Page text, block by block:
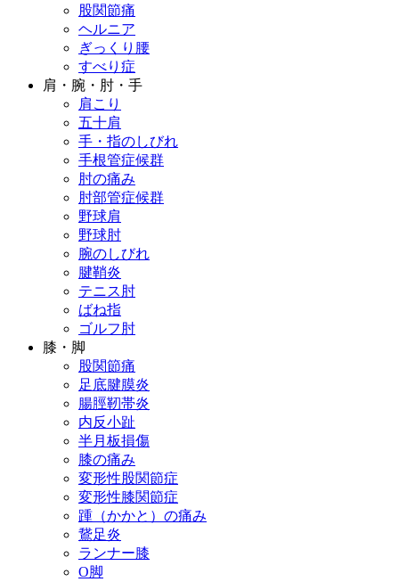
股関節痛
ヘルニア
ぎっくり腰
すべり症
肩・腕・肘・手
肩こり
五十肩
手・指のしびれ
手根管症候群
肘の痛み
肘部管症候群
野球肩
野球肘
腕のしびれ
腱鞘炎
テニス肘
ばね指
ゴルフ肘
膝・脚
股関節痛
足底腱膜炎
腸脛靭帯炎
内反小趾
半月板損傷
膝の痛み
変形性股関節症
変形性膝関節症
踵（かかと）の痛み
鵞足炎
ランナー膝
O脚